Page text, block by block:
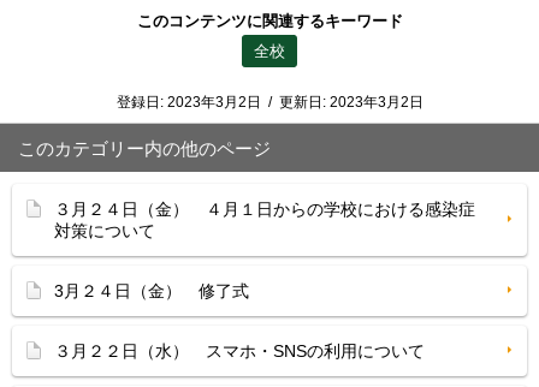
このコンテンツに関連するキーワード
全校
登録日: 2023年3月2日 / 更新日: 2023年3月2日
このカテゴリー内の他のページ
３月２４日（金） ４月１日からの学校における感染症
対策について
3月２４日（金） 修了式
３月２２日（水） スマホ・SNSの利用について